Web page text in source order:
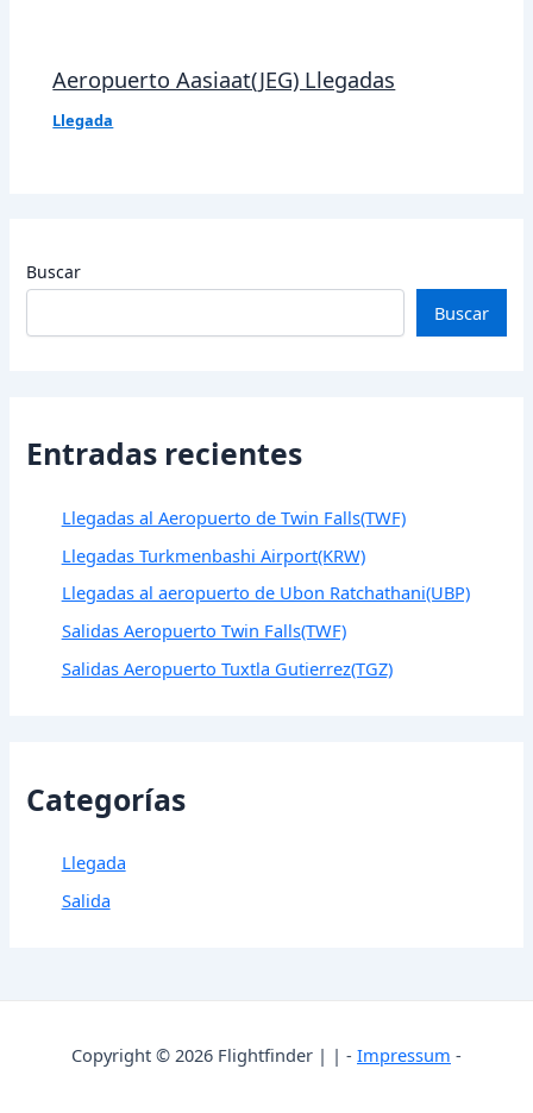
Aeropuerto Aasiaat(JEG) Llegadas
Llegada
Buscar
Buscar
Entradas recientes
Llegadas al Aeropuerto de Twin Falls(TWF)
Llegadas Turkmenbashi Airport(KRW)
Llegadas al aeropuerto de Ubon Ratchathani(UBP)
Salidas Aeropuerto Twin Falls(TWF)
Salidas Aeropuerto Tuxtla Gutierrez(TGZ)
Categorías
Llegada
Salida
Copyright © 2026 Flightfinder | | - Impressum -